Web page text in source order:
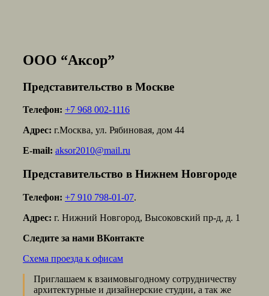
ООО “Аксор”
Представительство в Москве
Телефон: +7 968 002-1116
Адрес: г.Москва, ул. Рябиновая, дом 44
E-mail: aksor2010@mail.ru
Представительство в Нижнем Новгороде
Телефон: +7 910 798-01-07.
Адрес: г. Нижний Новгород, Высоковский пр-д, д. 1
Следите за нами ВКонтакте
Схема проезда к офисам
Приглашаем к взаимовыгодному сотрудничеству
архитектурные и дизайнерские студии, а так же